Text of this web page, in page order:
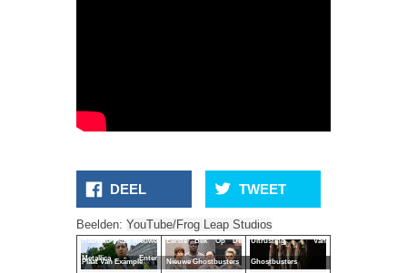
DEEL TWEET
Beelden: YouTube/Frog Leap Studios
Heerlijke Vieze Nieuwe
Plaat Van Example
Eerste Blik Op De
Nieuwe Ghostbusters
Dit Is De Nieuwe
Uitrusting Van
Ghostbusters
Metallica - Enter